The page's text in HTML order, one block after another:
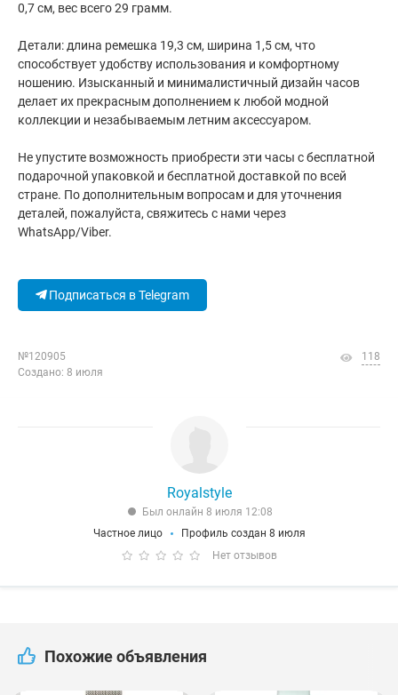
0,7 см, вес всего 29 грамм.
Детали: длина ремешка 19,3 см, ширина 1,5 см, что
способствует удобству использования и комфортному
ношению. Изысканный и минималистичный дизайн часов
делает их прекрасным дополнением к любой модной
коллекции и незабываемым летним аксессуаром.
Не упустите возможность приобрести эти часы с бесплатной
подарочной упаковкой и бесплатной доставкой по всей
стране. По дополнительным вопросам и для уточнения
деталей, пожалуйста, свяжитесь с нами через
WhatsApp/Viber.
Подписаться в Telegram
№120905
Создано: 8 июля
118
Royalstyle
Был онлайн 8 июля 12:08
Частное лицо
Профиль создан 8 июля
Нет отзывов
Похожие объявления